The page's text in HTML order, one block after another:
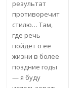
результат
противоречит
стилю… Там,
где речь
пойдет о ее
жизни в более
поздние годы
— я буду